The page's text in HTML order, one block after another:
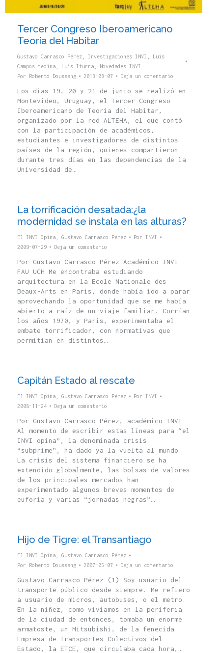
Tercer Congreso Iberoamericano
Teoría del Habitar
Gustavo Carrasco Pérez Investigaciones INVI
Luis
Campos Medina
Luis Iturra
Novedades INVI
Por Roberto Doussang 2013-08-07 Deja un comentario
Los días 19, 20 y 21 de junio se realizó en
Montevideo, Uruguay, el Tercer Congreso
Iberoamericano de Teoría del Habitar,
organizado por la red ALTEHA, el que contó
con la participación de académicos,
estudiantes e investigadores de distintos
países de la región, quienes compartieron
durante tres días en las dependencias de la
Universidad de…
La torrificación desatada:¿la
modernidad se instala en las alturas?
El INVI Opina Gustavo Carrasco Pérez Por INVI
2009-07-29
Deja un comentario
Por Gustavo Carrasco Pérez Académico INVI
FAU UCH Me encontraba estudiando
arquitectura en la Ecole Nationale des
Beaux-Arts en Paris, donde había ido a parar
aprovechando la oportunidad que se me había
abierto a raíz de un viaje familiar. Corrían
los años 1970, y Paris, experimentaba el
embate torrificador, con normativas que
permitían en distintos…
Capitán Estado al rescate
El INVI Opina Gustavo Carrasco Pérez Por INVI
2008-11-24
Deja un comentario
Por Gustavo Carrasco Pérez, académico INVI
Al momento de escribir estas líneas para “el
INVI opina”, la denominada crisis
“subprime”, ha dado ya la vuelta al mundo.
La crisis del sistema financiero se ha
extendido globalmente, las bolsas de valores
de los principales mercados han
experimentado algunos breves momentos de
euforia y varias “jornadas negras”…
Hijo de Tigre: el Transantiago
El INVI Opina
Gustavo Carrasco Pérez
Por Roberto Doussang 2007-05-07 Deja un comentario
Gustavo Carrasco Pérez (1) Soy usuario del
transporte público desde siempre. Me refiero
a usuario de micros, autobuses, o el metro.
En la niñez, como vivíamos en la periferia
de la ciudad de entonces, tomaba un enorme
armatoste, un Mitsubishi, de la fenecida
Empresa de Transportes Colectivos del
Estado, la ETCE, que circulaba cada hora,…